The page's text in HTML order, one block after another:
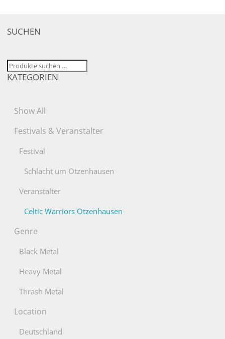
SUCHEN
Suchen
nach:
KATEGORIEN
Show All
Festivals & Veranstalter
Festival
Schlacht um Otzenhausen
Veranstalter
Celtic Warriors Otzenhausen
Genre
Black Metal
Heavy Metal
Thrash Metal
Location
Deutschland